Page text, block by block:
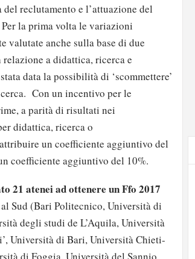
reclutamento e l’attuazione del
la prima volta le variazioni
valutate anche sulla base di due
a didattica, ricerca e
data la possibilità di ‘scommettere’
Con un incentivo per le
a parità di risultati nei
didattica, ricerca o
un coefficiente aggiuntivo del
coefficiente aggiuntivo del 10%.
21 atenei ad ottenere un Ffo 2017
Sud (Bari Politecnico, Università di
degli studi de L’Aquila, Università
Università di Bari, Università Chieti-